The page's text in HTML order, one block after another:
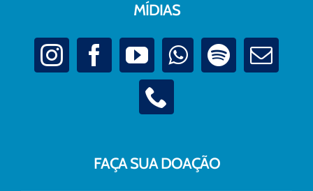
MÍDIAS
FAÇA SUA DOAÇÃO